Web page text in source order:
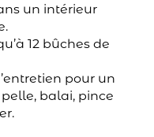
un intérieur
12 bûches de
pour un
balai, pince